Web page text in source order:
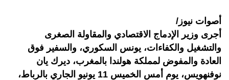
أصوات نيوز/
أجرى وزير الإدماج الاقتصادي والمقاولة الصغرى
والتشغيل والكفاءات، يونس السكوري، والسفير فوق
العادة والمفوض لمملكة هولندا بالمغرب، ديرك يان
نوفنهويس، يوم أمس الخميس 11 يونيو الجاري بالرباط،